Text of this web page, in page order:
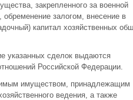
закрепленного за военной
обременение залогом, внесение в
капитал хозяйственных
указанных сделок выдаются
Российской Федерации.
имуществом, принадлежащим
ведения, а также